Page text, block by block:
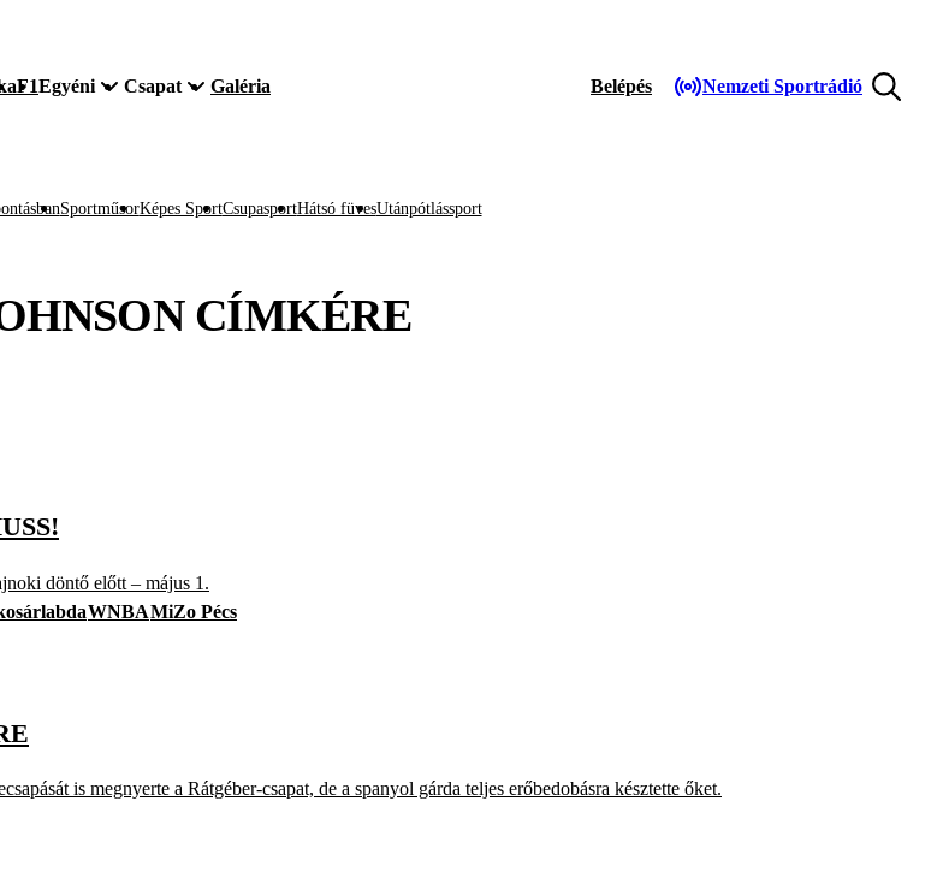
F1Egyéni Csapat Galéria Belépés Nemzeti Sportrádió
SportműsorKépes SportCsupasportHátsó füvesUtánpótlássport
CÍMKÉRE
döntő előtt – május 1.
WNBAMiZo Pécs
is megnyerte a Rátgéber-csapat, de a spanyol gárda teljes erőbedobásra késztette őket.